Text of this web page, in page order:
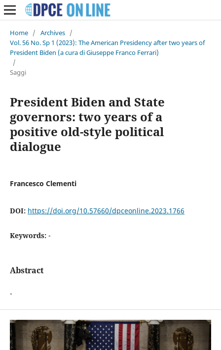
Home / Archives /
Vol. 56 No. Sp 1 (2023): The American Presidency after two years of
President Biden (a cura di Giuseppe Franco Ferrari)
/
Saggi
President Biden and State
governors: two years of a
positive old-style political
dialogue
Francesco Clementi
DOI: https://doi.org/10.57660/dpceonline.2023.1766
Keywords: -
Abstract
-